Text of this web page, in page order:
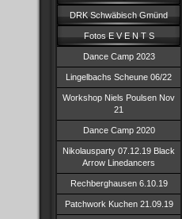
DRK Schwäbisch Gmünd
Fotos E V E N T S
Dance Camp 2023
Lingelbachs Scheune 06/22
Workshop Niels Poulsen Nov
21
Dance Camp 2020
Nikolausparty 07.12.19 Black
Arrow Linedancers
Rechberghausen 6.10.19
Patchwork Kuchen 21.09.19